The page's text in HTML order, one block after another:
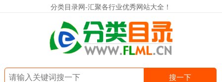
分类目录网-汇聚各行业优秀网站大全！
搜一下